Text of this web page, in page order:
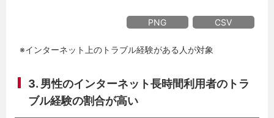
PNG CSV
※インターネット上のトラブル経験がある人が対象
3. 男性のインターネット長時間利用者のトラ
ブル経験の割合が高い